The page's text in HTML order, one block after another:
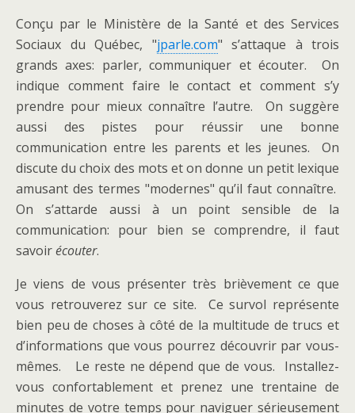
Conçu par le Ministère de la Santé et des Services
Sociaux du Québec, "jparle.com" s’attaque à trois
grands axes: parler, communiquer et écouter. On
indique comment faire le contact et comment s’y
prendre pour mieux connaître l’autre. On suggère
aussi des pistes pour réussir une bonne
communication entre les parents et les jeunes. On
discute du choix des mots et on donne un petit lexique
amusant des termes "modernes" qu’il faut connaître.
On s’attarde aussi à un point sensible de la
communication: pour bien se comprendre, il faut
savoirécouter.
Je viens de vous présenter très brièvement ce que
vous retrouverez sur ce site. Ce survol représente
bien peu de choses à côté de la multitude de trucs et
d’informations que vous pourrez découvrir par vous-
mêmes. Le reste ne dépend que de vous. Installez-
vous confortablement et prenez une trentaine de
minutes de votre temps pour naviguer sérieusement